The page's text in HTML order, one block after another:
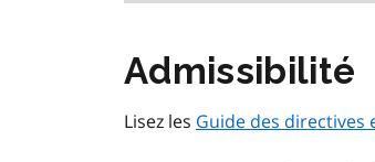
Admissibilité
Lisez les Guide des directives